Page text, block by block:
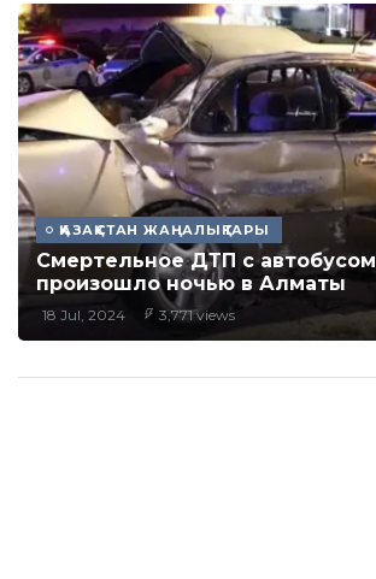
ҚАЗАҚСТАН ЖАҢАЛЫҚТАРЫ
Смертельное ДТП с автобусом
произошло ночью в Алматы
18 Jul, 2024 3,771 views